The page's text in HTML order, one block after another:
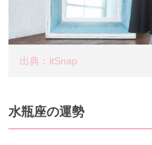
出典：itSnap
水瓶座の運勢